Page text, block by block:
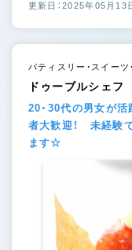
更新日：2025年05月13
パティスリー・スイーツ
ドゥーブルシェ
20・30代の男女が
者大歓迎！ 未経験
ます☆